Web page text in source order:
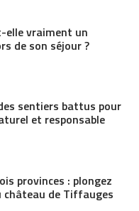
elle vraiment un
de son séjour ?
sentiers battus pour
et responsable
provinces : plongez
château de Tiffauges